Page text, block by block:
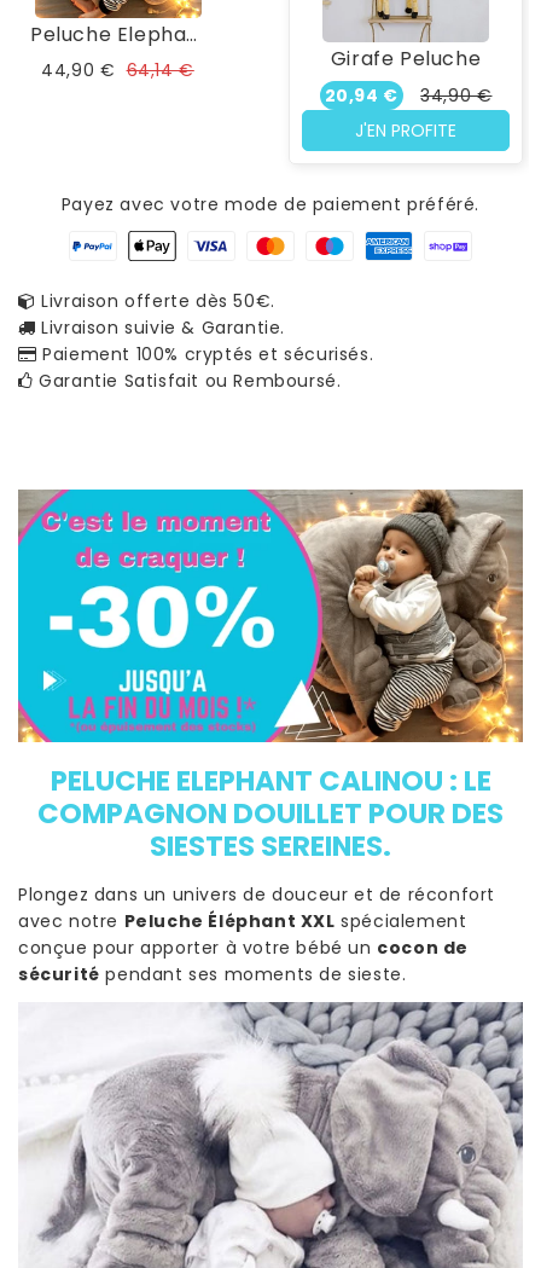
Peluche Elephant Bebe Calinou XXL
44,90 € 64,14 € Girafe Peluche
20,94 €
34,90 €
J'EN PROFITE
Payez avec votre mode de paiement préféré.
Livraison offerte dès 50€.
Livraison suivie & Garantie.
Paiement 100% cryptés et sécurisés.
Garantie Satisfait ou Remboursé.
PELUCHE ELEPHANT CALINOU : LE
COMPAGNON DOUILLET POUR DES
SIESTES SEREINES.
Plongez dans un univers de douceur et de réconfort
avec notre Peluche Éléphant XXL spécialement
conçue pour apporter à votre bébé un cocon de
sécurité pendant ses moments de sieste.